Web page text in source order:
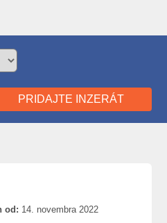
PRIDAJTE INZERÁT
od: 14. novembra 2022